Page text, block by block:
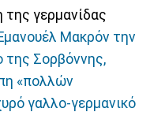
γερμανίδας
Μακρόν την
της Σορβόννης,
«πολλών
γαλλο-γερμανικό